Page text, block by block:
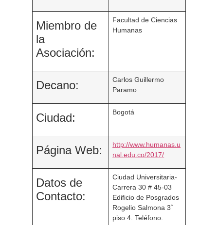
Miembro de
la
Asociación:
Facultad de Ciencias
Humanas
Decano:
Carlos Guillermo
Paramo
Ciudad: Bogotá
Página Web:
http://www.humanas.u
nal.edu.co/2017/
Datos de
Contacto:
Ciudad Universitaria-
Carrera 30 # 45-03
Edificio de Posgrados
Rogelio Salmona 3˚
piso 4. Teléfono: